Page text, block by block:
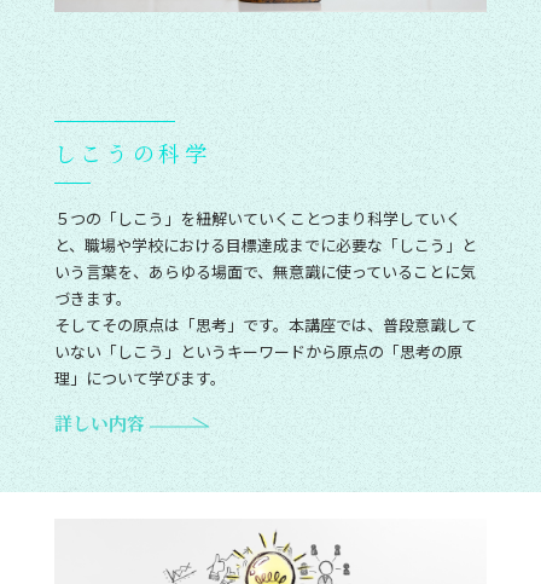
しこうの科学
５つの「しこう」を紐解いていくことつまり科学していく
と、職場や学校における目標達成までに必要な「しこう」と
いう言葉を、あらゆる場面で、無意識に使っていることに気
づきます。
そしてその原点は「思考」です。本講座では、普段意識して
いない「しこう」というキーワードから原点の「思考の原
理」について学びます。
詳しい内容